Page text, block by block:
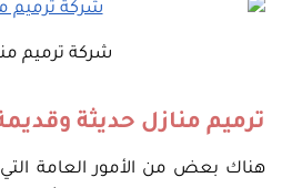
شركة ترميم
ترميم منازل حديثة
هناك بعض من الأمور العامة